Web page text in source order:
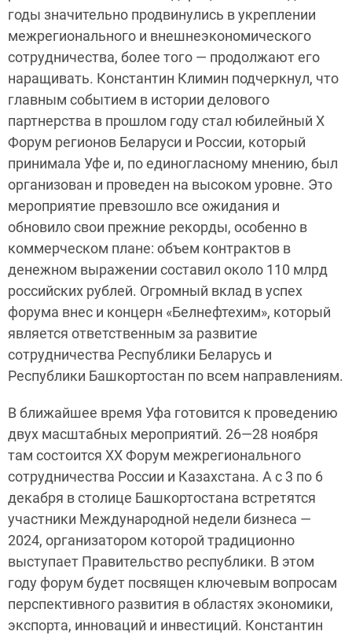
годы значительно продвинулись в укреплении
межрегионального и внешнеэкономического
сотрудничества, более того — продолжают его
наращивать. Константин Климин подчеркнул, что
главным событием в истории делового
партнерства в прошлом году стал юбилейный X
Форум регионов Беларуси и России, который
принимала Уфе и, по единогласному мнению, был
организован и проведен на высоком уровне. Это
мероприятие превзошло все ожидания и
обновило свои прежние рекорды, особенно в
коммерческом плане: объем контрактов в
денежном выражении составил около 110 млрд
российских рублей. Огромный вклад в успех
форума внес и концерн «Белнефтехим», который
является ответственным за развитие
сотрудничества Республики Беларусь и
Республики Башкортостан по всем направлениям.
В ближайшее время Уфа готовится к проведению
двух масштабных мероприятий. 26—28 ноября
там состоится XX Форум межрегионального
сотрудничества России и Казахстана. А с 3 по 6
декабря в столице Башкортостана встретятся
участники Международной недели бизнеса —
2024, организатором которой традиционно
выступает Правительство республики. В этом
году форум будет посвящен ключевым вопросам
перспективного развития в областях экономики,
экспорта, инноваций и инвестиций. Константин